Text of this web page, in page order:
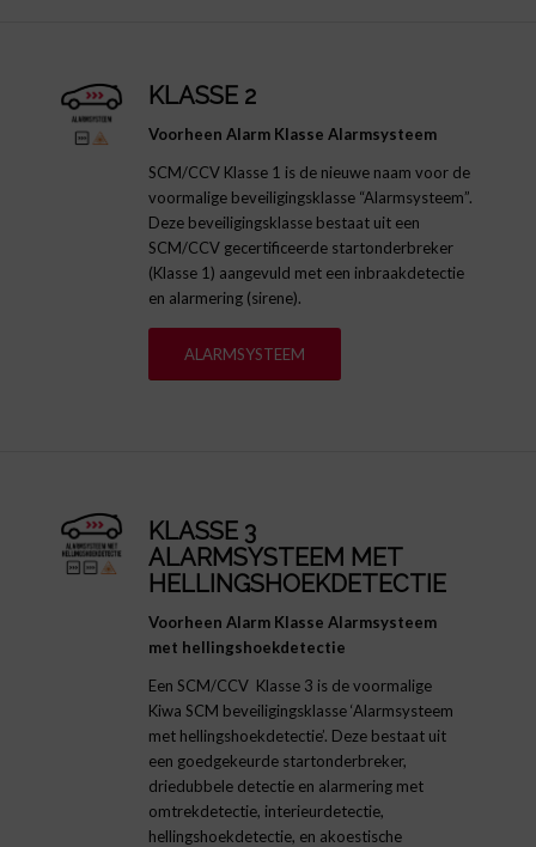
KLASSE 2
Voorheen Alarm Klasse Alarmsysteem
SCM/CCV Klasse 1 is de nieuwe naam voor de
voormalige beveiligingsklasse “Alarmsysteem”.
Deze beveiligingsklasse bestaat uit een
SCM/CCV gecertificeerde startonderbreker
(Klasse 1) aangevuld met een inbraakdetectie
en alarmering (sirene).
ALARMSYSTEEM
KLASSE 3
ALARMSYSTEEM MET
HELLINGSHOEKDETECTIE
Voorheen Alarm Klasse Alarmsysteem
met hellingshoekdetectie
Een SCM/CCV Klasse 3 is de voormalige
Kiwa SCM beveiligingsklasse ‘Alarmsysteem
met hellingshoekdetectie’. Deze bestaat uit
een goedgekeurde startonderbreker,
driedubbele detectie en alarmering met
omtrekdetectie, interieurdetectie,
hellingshoekdetectie, en akoestische